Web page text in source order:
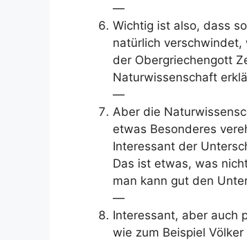
—
Wichtig ist also, dass
natürlich
der Obergriechengott
Naturwissenschaft
—
Aber die
etwas Besonderes
Interessant der
Das ist etwas, was
man kann gut den
—
Interessant, aber auch
wie zum Beispiel